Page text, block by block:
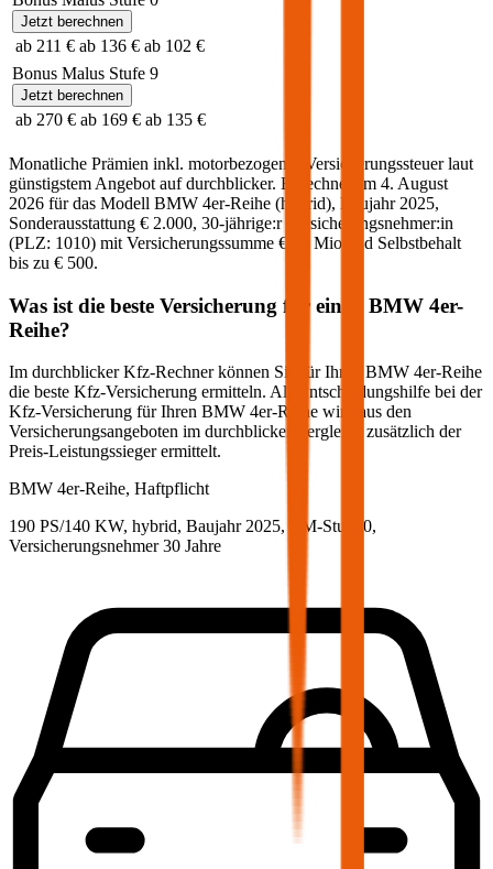
Jetzt berechnen
ab 211 € ab 136 € ab 102 €
Bonus Malus Stufe 9
Jetzt berechnen
ab 270 € ab 169 € ab 135 €
Monatliche Prämien inkl. motorbezogener Versicherungssteuer laut
günstigstem Angebot auf durchblicker. Berechnet am 4. August
2026 für das Modell BMW 4er-Reihe (hybrid), Baujahr 2025,
Sonderausstattung € 2.000, 30-jährige:rVersicherungsnehmer:in
(PLZ: 1010) mit Versicherungssumme € 20 Mio und Selbstbehalt
bis zu € 500.
Was ist die beste Versicherung für einen BMW 4er-
Reihe?
Im durchblicker Kfz-Rechner können Sie für Ihren BMW 4er-Reihe
die beste Kfz-Versicherung ermitteln. Als Entscheidungshilfe bei der
Kfz-Versicherung für Ihren BMW 4er-Reihe wird aus den
Versicherungsangeboten im durchblicker Vergleich zusätzlich der
Preis-Leistungssieger ermittelt.
BMW 4er-Reihe, Haftpflicht
190 PS/140 KW, hybrid, Baujahr 2025, BM-Stufe 0,
Versicherungsnehmer 30 Jahre